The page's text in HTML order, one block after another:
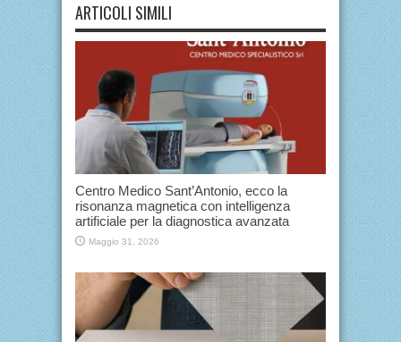
ARTICOLI SIMILI
Centro Medico Sant’Antonio, ecco la
risonanza magnetica con intelligenza
artificiale per la diagnostica avanzata
Maggio 31, 2026